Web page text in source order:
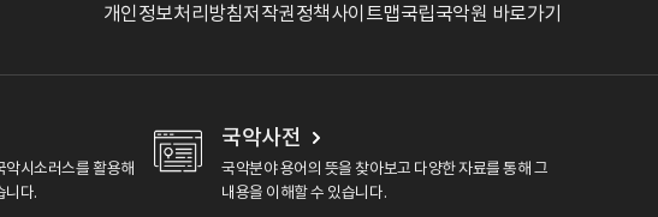
개인정보처리방침저작권정책사이트맵국립국악원 바로가기
악시소러스를 활용해
니다.
국악사전
국악분야 용어의 뜻을 찾아보고 다양한 자료를 통해 그
내용을 이해할 수 있습니다.